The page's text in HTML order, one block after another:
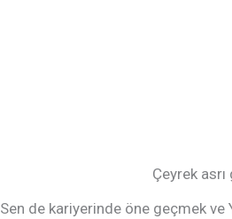
Çeyrek
Sen de kariyerinde öne geçmek